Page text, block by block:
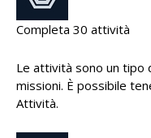
Completa 30 attività
Le attività sono un tipo
missioni. È possibile
Attività.